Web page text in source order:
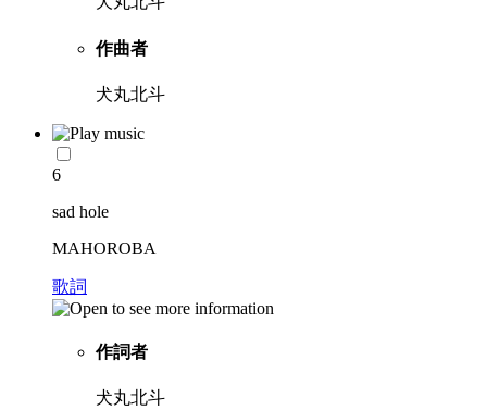
作曲者
犬丸北斗
6
sad hole
MAHOROBA
歌詞
作詞者
犬丸北斗